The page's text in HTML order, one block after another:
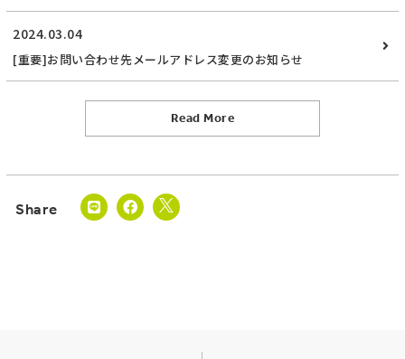
2024.03.04
[重要]お問い合わせ先メールアドレス変更のお知らせ
Read More